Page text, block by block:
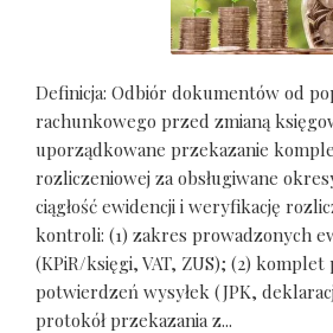
Definicja: Odbiór dokumentów od
rachunkowego przed zmianą
uporządkowane przekazanie
rozliczeniowej za obsługiwane
ciągłość ewidencji i weryfikację
kontroli: (1) zakres prowadzonych
(KPiR/księgi, VAT, ZUS); (2)
potwierdzeń wysyłek (JPK,
protokół przekazania z...